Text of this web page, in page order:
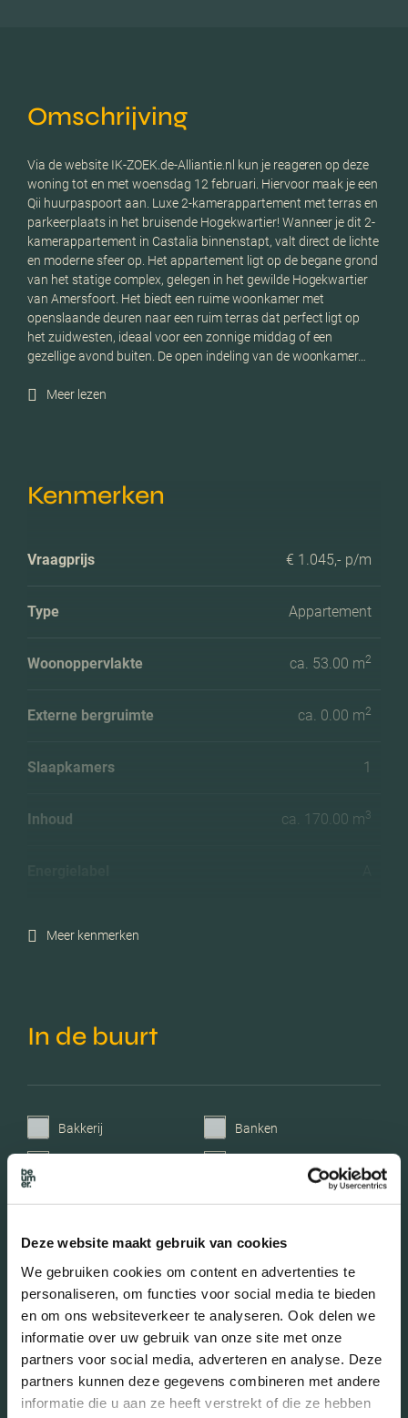
Deze website maakt gebruik van cookies
We gebruiken cookies om content en advertenties te
personaliseren, om functies voor social media te bieden
en om ons websiteverkeer te analyseren. Ook delen we
informatie over uw gebruik van onze site met onze
partners voor social media, adverteren en analyse. Deze
partners kunnen deze gegevens combineren met andere
informatie die u aan ze heeft verstrekt of die ze hebben
Omschrijving
Via de website IK-ZOEK.de-Alliantie.nl kun je reageren op deze
woning tot en met woensdag 12 februari. Hiervoor maak je een
Qii huurpaspoort aan. Luxe 2-kamerappartement met terras en
parkeerplaats in het bruisende Hogekwartier! Wanneer je dit 2-
kamerappartement in Castalia binnenstapt, valt direct de lichte
en moderne sfeer op. Het appartement ligt op de begane grond
van het statige complex, gelegen in het gewilde Hogekwartier
van Amersfoort. Het biedt een ruime woonkamer met
openslaande deuren naar een ruim terras dat perfect ligt op
het zuidwesten, ideaal voor een zonnige middag of een
gezellige avond buiten. De open indeling van de woonkamer…
Meer lezen
Kenmerken
Vraagprijs € 1.045,- p/m
Type Appartement
Woonoppervlakte ca. 53.00 m2
Externe bergruimte ca. 0.00 m2
Slaapkamers 1
Inhoud ca. 170.00 m3
Meer kenmerken
In de buurt
Bakkerij Banken
Metrostation Musea
Parken Parkeerplaats
Sportschool Winkels
Tankstations Taxistandplaats